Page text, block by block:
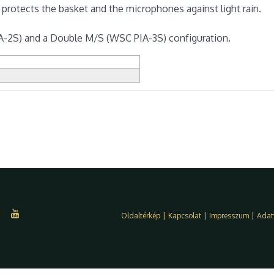
protects the basket and the microphones against light rain.
2S) and a Double M/S (WSC PIA-3S) configuration.
Oldaltérkép | Kapcsolat | Impresszum |